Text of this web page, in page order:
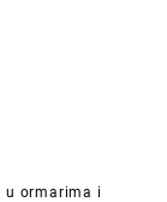
u ormarima i